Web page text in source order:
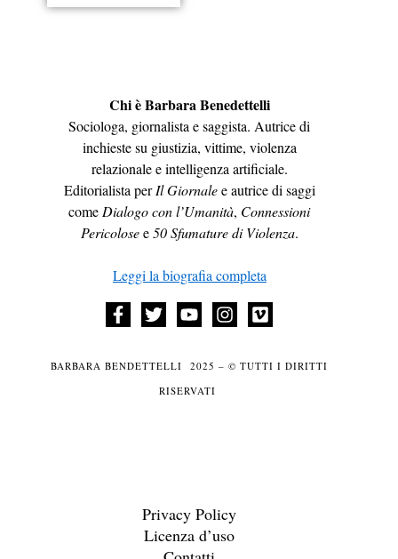
Chi è Barbara Benedettelli
Sociologa, giornalista e saggista. Autrice di
inchieste su giustizia, vittime, violenza
relazionale e intelligenza artificiale.
Editorialista perIl Giornalee autrice di saggi
comeDialogo con l’Umanità, Connessioni
Pericolosee50 Sfumature di Violenza.
Leggi la biografia completa
BARBARA BENDETTELLI 2025 – © TUTTI I DIRITTI
RISERVATI
Privacy Policy
Licenza d’uso